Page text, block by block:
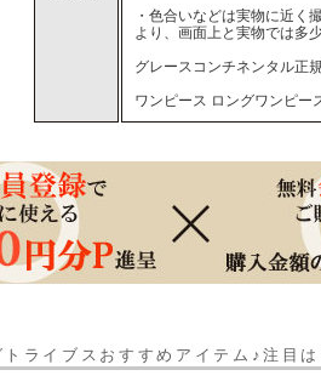
・色合いなどは実物に近く
より、画面上と実物では多
グレースコンチネンタル正
ワンピース ロングワンピー
トライブスおすすめアイテム♪注目